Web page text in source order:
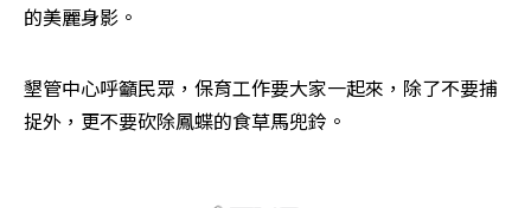
的美麗身影。
墾管中心呼籲民眾，保育工作要大家一起來，除了不要捕
捉外，更不要砍除鳳蝶的食草馬兜鈴。